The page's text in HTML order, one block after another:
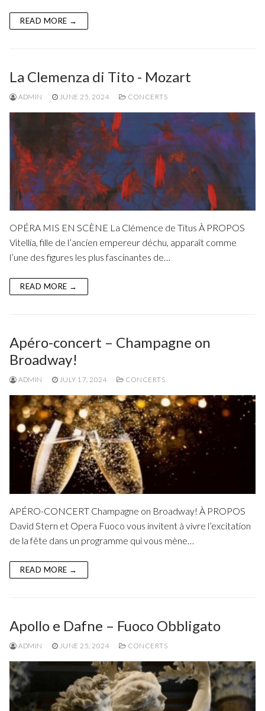
READ MORE →
La Clemenza di Tito - Mozart
ADMIN JUNE 25, 2024 CONCERTS
OPÉRA MIS EN SCÈNE La Clémence de Titus À PROPOS
Vitellia, fille de l’ancien empereur déchu, apparaît comme
l’une des figures les plus fascinantes de…
READ MORE →
Apéro-concert – Champagne on
Broadway!
ADMIN JULY 17, 2024 CONCERTS
APÉRO-CONCERT Champagne on Broadway! À PROPOS
David Stern et Opera Fuoco vous invitent à vivre l’excitation
de la fête dans un programme qui vous mène…
READ MORE →
Apollo e Dafne – Fuoco Obbligato
ADMIN JUNE 25, 2024 CONCERTS